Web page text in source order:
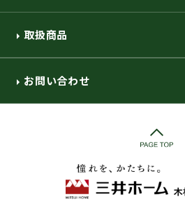
取扱商品
お問い合わせ